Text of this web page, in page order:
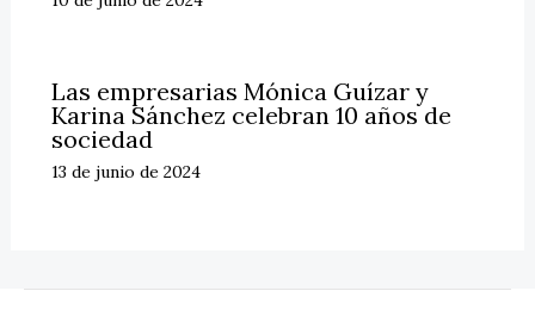
Las empresarias Mónica Guízar y
Karina Sánchez celebran 10 años de
sociedad
13 de junio de 2024